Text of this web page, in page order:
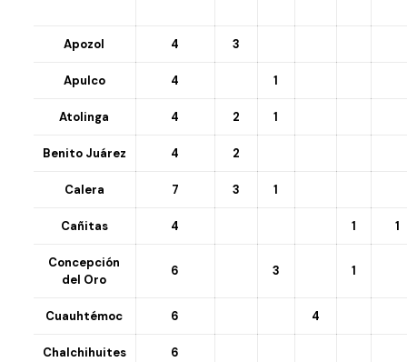
Apozol 4 3
Apulco 4 1
Atolinga 4 2 1
Benito Juárez 4 2
Calera 7 3 1
Cañitas 4 1 1
Concepción
del Oro
6 3 1
Cuauhtémoc 6 4
Chalchihuites 6